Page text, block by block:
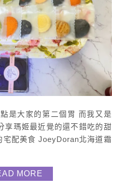
是大家的第二個胃 而我又是
享瑪姬最近覺的還不錯吃的甜
配美食 JoeyDoran北海道霜
有三款 手作餅乾(八種口味) 又
MORE